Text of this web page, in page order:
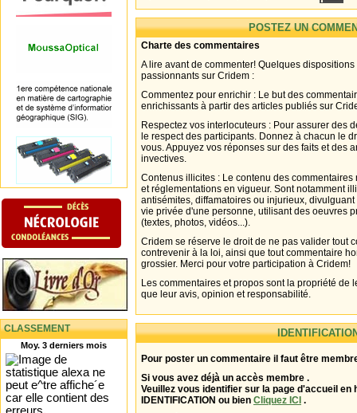
CLASSEMENT
Moy. 3 derniers mois
POSTEZ UN
Charte des commentaires
A lire avant de commenter! Quelques
passionnants sur Cridem :
Commentez pour enrichir : Le but des
enrichissants à partir des articles publiés sur
Respectez vos interlocuteurs : Pour assurer des
le respect des participants. Donnez à chacun le
vous. Appuyez vos réponses sur des faits et des
invectives.
Contenus illicites : Le contenu des
et réglementations en vigueur. Sont notamment
antisémites, diffamatoires ou injurieux,
vie privée d'une personne, utilisant des oeuvres
(textes, photos, vidéos...).
Cridem se réserve le droit de ne pas valider tout
contrevenir à la loi, ainsi que tout commentaire
grossier. Merci pour votre participation à Cridem!
Les commentaires et propos sont la propriété de
que leur avis, opinion et responsabilité.
Pour poster un commentaire il faut être
Si vous avez déjà un accès membre .
Veuillez vous identifier sur la page d'accueil en
IDENTIFICATION ou bien Cliquez ICI .